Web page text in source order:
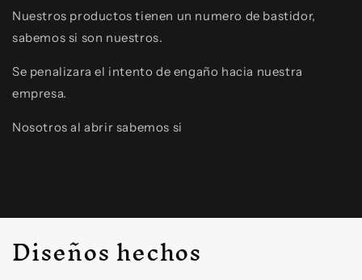
Nuestros productos tienen un numero de bastidor,
sabemos si son nuestros.
Se penalizara el intento de engaño hacia nuestra
empresa.
Nosotros al abrir sabemos si
Diseños hechos